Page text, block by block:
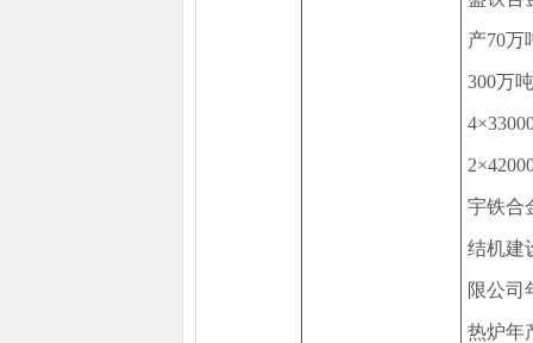
产70万
300万
宇铁合
结机建
限公司
热炉年